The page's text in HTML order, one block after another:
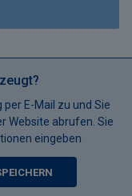
E-Mail zu und Sie
Website abrufen. Sie
eingeben